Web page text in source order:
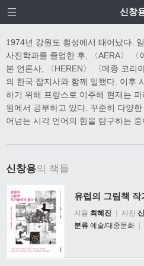
신창
1974년 강원도 횡성에서 태어났다.
사진학과를 졸업한 후, 〈AERA〉 〈
본 언론사, 〈HEREN〉 〈메종 코리
의 한국 잡지사와 함께 일했다. 이후
하기 위해 프랑스로 이주해 현재는
원에서 공부하고 있다. 꾸준히 다양
어넘는 시각 언어의 힘을 탐구하는 중
신창용의 책들
유럽의 그림책
지음 최혜진 사진
분류 예술/대중문화